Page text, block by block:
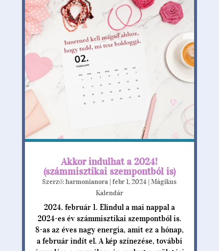
Akkor indulhat a 2024!
(számmisztikai szempontból is)
Szerző:harmonianora |febr 1, 2024 |Mágikus
Kalendár
2024. február 1. Elindul a mai nappal a
2024-es év számmisztikai szempontból is.
8-as az éves nagy energia, amit ez a hónap,
a február indít el. A kép színezése, további